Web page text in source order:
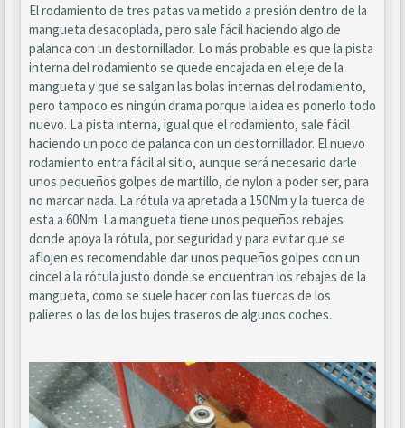
El rodamiento de tres patas va metido a presión dentro de la
mangueta desacoplada, pero sale fácil haciendo algo de
palanca con un destornillador. Lo más probable es que la pista
interna del rodamiento se quede encajada en el eje de la
mangueta y que se salgan las bolas internas del rodamiento,
pero tampoco es ningún drama porque la idea es ponerlo todo
nuevo. La pista interna, igual que el rodamiento, sale fácil
haciendo un poco de palanca con un destornillador. El nuevo
rodamiento entra fácil al sitio, aunque será necesario darle
unos pequeños golpes de martillo, de nylon a poder ser, para
no marcar nada. La rótula va apretada a 150Nm y la tuerca de
esta a 60Nm. La mangueta tiene unos pequeños rebajes
donde apoya la rótula, por seguridad y para evitar que se
aflojen es recomendable dar unos pequeños golpes con un
cincel a la rótula justo donde se encuentran los rebajes de la
mangueta, como se suele hacer con las tuercas de los
palieres o las de los bujes traseros de algunos coches.